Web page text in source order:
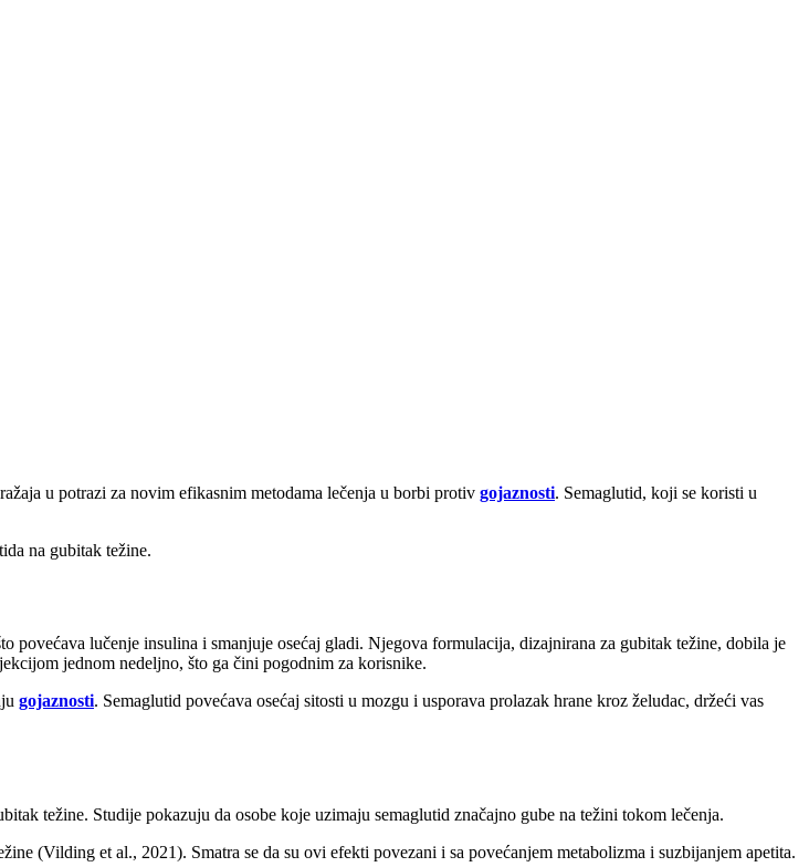
u potrazi za novim efikasnim metodama lečenja u borbi protiv gojaznosti. Semaglutid, koji se koristi u
na gubitak težine.
lučenje insulina i smanjuje osećaj gladi. Njegova formulacija, dizajnirana za gubitak težine, dobila je
jednom nedeljno, što ga čini pogodnim za korisnike.
gojaznosti. Semaglutid povećava osećaj sitosti u mozgu i usporava prolazak hrane kroz želudac, držeći vas
težine. Studije pokazuju da osobe koje uzimaju semaglutid značajno gube na težini tokom lečenja.
(Vilding et al., 2021). Smatra se da su ovi efekti povezani i sa povećanjem metabolizma i suzbijanjem apetita.